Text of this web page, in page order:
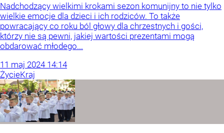
Nadchodzący wielkimi krokami sezon komunijny to nie tylko
wielkie emocje dla dzieci i ich rodziców. To także
powracający co roku ból głowy dla chrzestnych i gości,
którzy nie są pewni, jakiej wartości prezentami mogą
obdarować młodego...
11 maj 2024 14:14
ŻycieKraj